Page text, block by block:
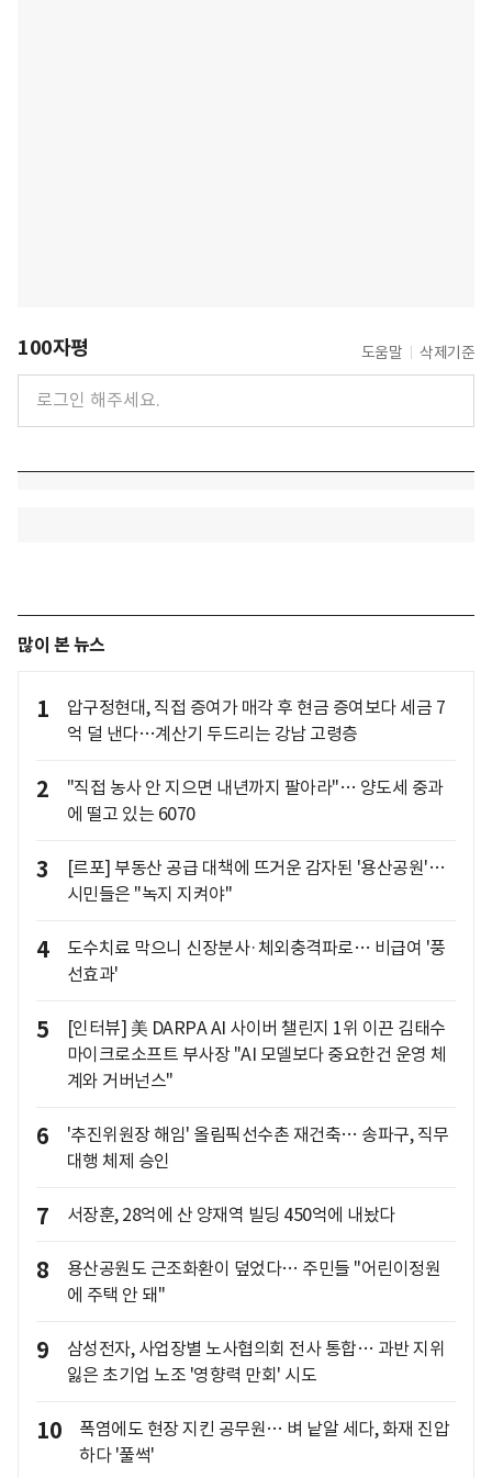
100자평 도움말 삭제기준
많이 본 뉴스
1
압구정현대, 직접 증여가 매각 후 현금 증여보다 세금 7
억 덜 낸다…계산기 두드리는 강남 고령층
2
"직접 농사 안 지으면 내년까지 팔아라"… 양도세 중과
에 떨고 있는 6070
3
[르포] 부동산 공급 대책에 뜨거운 감자된 '용산공원'…
시민들은 "녹지 지켜야"
4
도수치료 막으니 신장분사·체외충격파로… 비급여 '풍
선효과'
5
[인터뷰] 美 DARPA AI 사이버 챌린지 1위 이끈 김태수
마이크로소프트 부사장 "AI 모델보다 중요한건 운영 체
계와 거버넌스"
6
'추진위원장 해임' 올림픽선수촌 재건축… 송파구, 직무
대행 체제 승인
7 서장훈, 28억에 산 양재역 빌딩 450억에 내놨다
8
용산공원도 근조화환이 덮었다… 주민들 "어린이정원
에 주택 안 돼"
9
삼성전자, 사업장별 노사협의회 전사 통합… 과반 지위
잃은 초기업 노조 '영향력 만회' 시도
10
폭염에도 현장 지킨 공무원… 벼 낱알 세다, 화재 진압
하다 '풀썩'